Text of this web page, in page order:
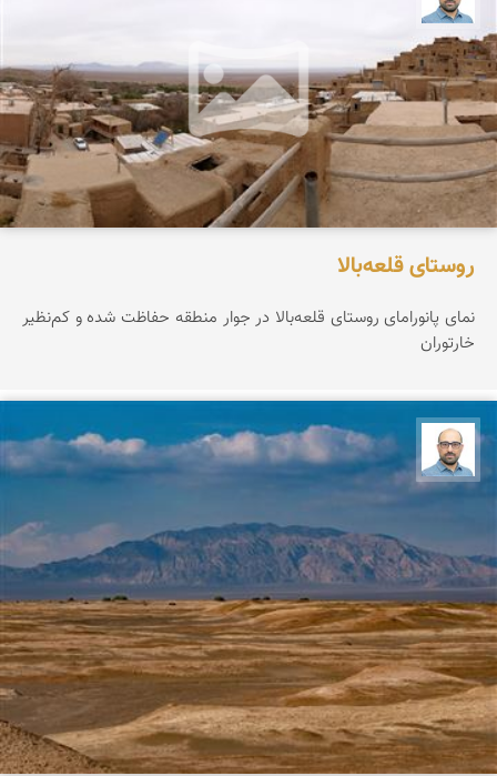
روستای قلعه‌بالا
نمای پانورامای روستای قلعه‌بالا در جوار منطقه حفاظت شده و کم‌نظیر
خارتوران
بابک ارجمندی